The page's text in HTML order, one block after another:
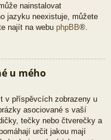
nainstalovat
jazyku neexistuje, můžete
najít na webu phpBB®.
u mého
v příspěvcích zobrazeny u
asociované s vaší
tečky nebo čtverečky a
určit jakou mají